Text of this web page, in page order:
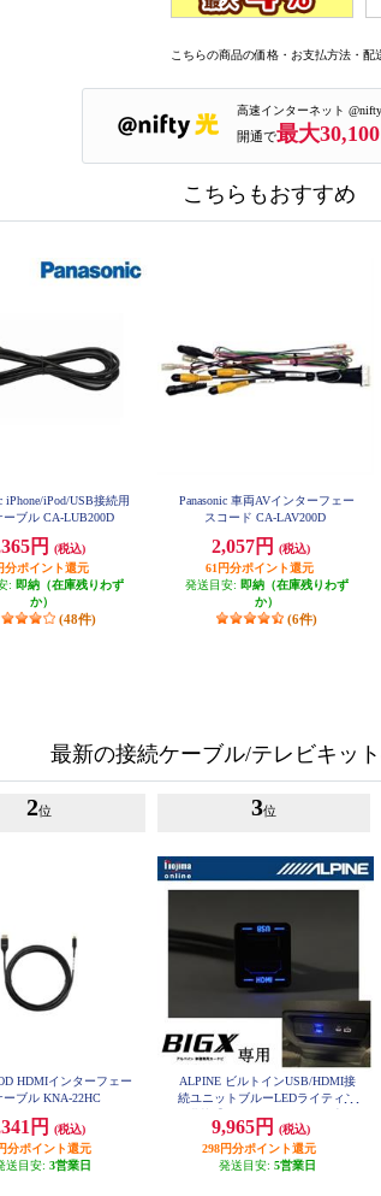
こちらの商品の価格・お支払方法・配
高速インターネット
開通で最大
こちらもおすすめ
iPhone/iPod/USB接続用
ーブル CA-LUB200D
円
(税込)
分ポイント還元
: 即納（在庫残りわず
か）
(48件)
Panasonic 車両AVインターフェー
スコード CA-LAV200D
2,057円
(税込)
61円分ポイント還元
発送目安: 即納（在庫残りわず
か）
(6件)
最新の接続ケーブル/テレビキッ
2位
HDMIインターフェー
ーブル KNA-22HC
円
(税込)
分ポイント還元
送目安: 3営業日
3位
ALPINE ビルトインUSB/HDMI接
続ユニットブルーLEDライティン
小型汎用】 KCU-Y630HU-LED
9,965円
(税込)
298円分ポイント還元
発送目安: 5営業日